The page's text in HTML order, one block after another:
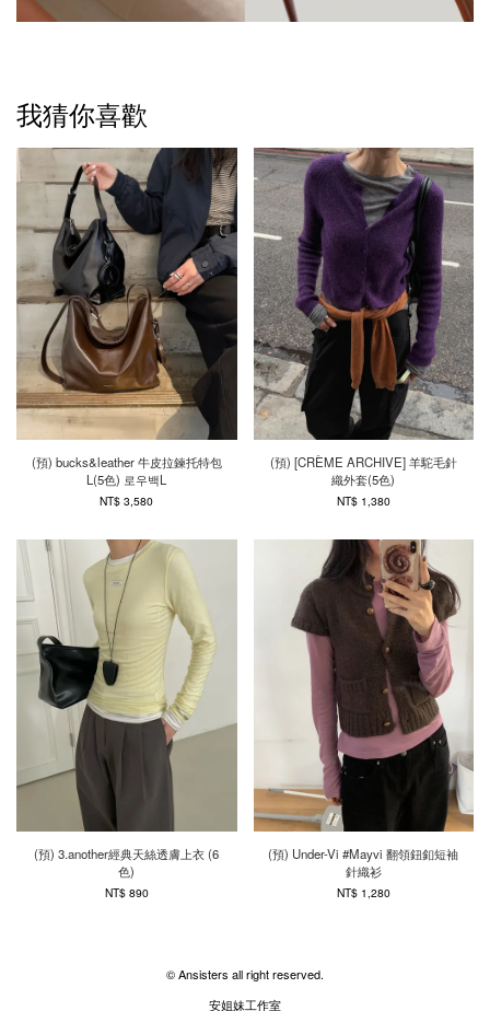
我猜你喜歡
(預) bucks&leather 牛皮拉鍊托特包
L(5色) 로우백L
NT$ 3,580
(預) [CRÈME ARCHIVE] 羊駝毛針
織外套(5色)
NT$ 1,380
(預) 3.another經典天絲透膚上衣 (6
色)
NT$ 890
(預) Under-Vi #Mayvi 翻領鈕釦短袖
針織衫
NT$ 1,280
© Ansisters all right reserved.
安姐妹工作室